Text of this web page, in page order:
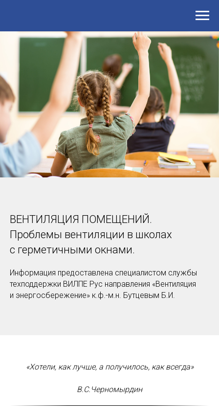
ВЕНТИЛЯЦИЯ ПОМЕЩЕНИЙ.
Проблемы вентиляции в школах
с герметичными окнами.
Информация предоставлена специалистом службы
техподдержки ВИЛПЕ Рус направления «Вентиляция
и энергосбережение» к.ф.-м.н. Бутцевым Б.И.
«Хотели, как лучше, а получилось, как всегда»
В.С.Черномырдин